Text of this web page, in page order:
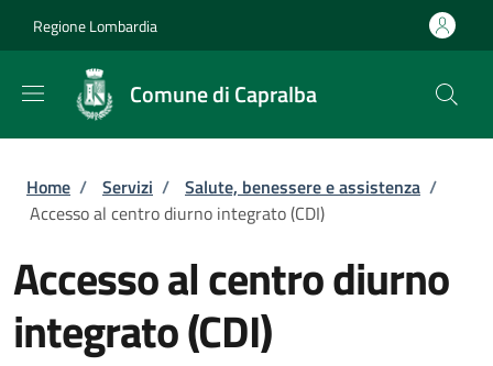
Regione Lombardia
Comune di Capralba
Briciole di pane
Home / Servizi / Salute, benessere e assistenza /
Accesso al centro diurno integrato (CDI)
Accesso al centro diurno
integrato (CDI)